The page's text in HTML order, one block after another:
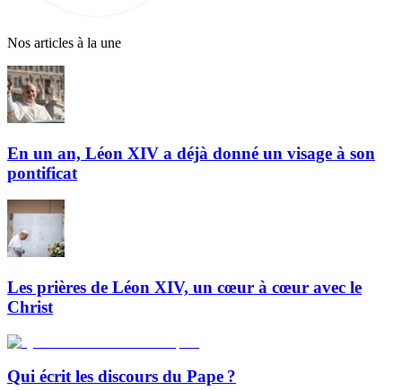
Nos articles à la une
En un an, Léon XIV a déjà donné un visage à son
pontificat
Les prières de Léon XIV, un cœur à cœur avec le
Christ
Qui écrit les discours du Pape ?